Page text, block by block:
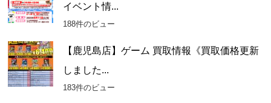
イベント情...
188件のビュー
【鹿児島店】ゲーム 買取情報《買取価格更新
しました...
183件のビュー